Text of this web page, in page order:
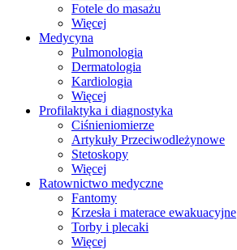
Fotele do masażu
Więcej
Medycyna
Pulmonologia
Dermatologia
Kardiologia
Więcej
Profilaktyka i diagnostyka
Ciśnieniomierze
Artykuły Przeciwodleżynowe
Stetoskopy
Więcej
Ratownictwo medyczne
Fantomy
Krzesła i materace ewakuacyjne
Torby i plecaki
Więcej